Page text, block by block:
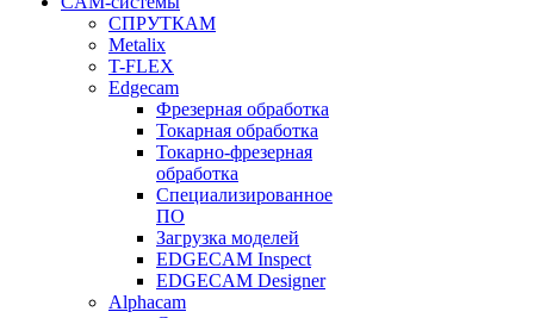
СПРУТКAM
Metalix
T-FLEX
Edgecam
Фрезерная обработка
Токарная обработка
Токарно-фрезерная
обработка
Специализированное
ПО
Загрузка моделей
EDGECAM Inspect
EDGECAM Designer
Alphacam